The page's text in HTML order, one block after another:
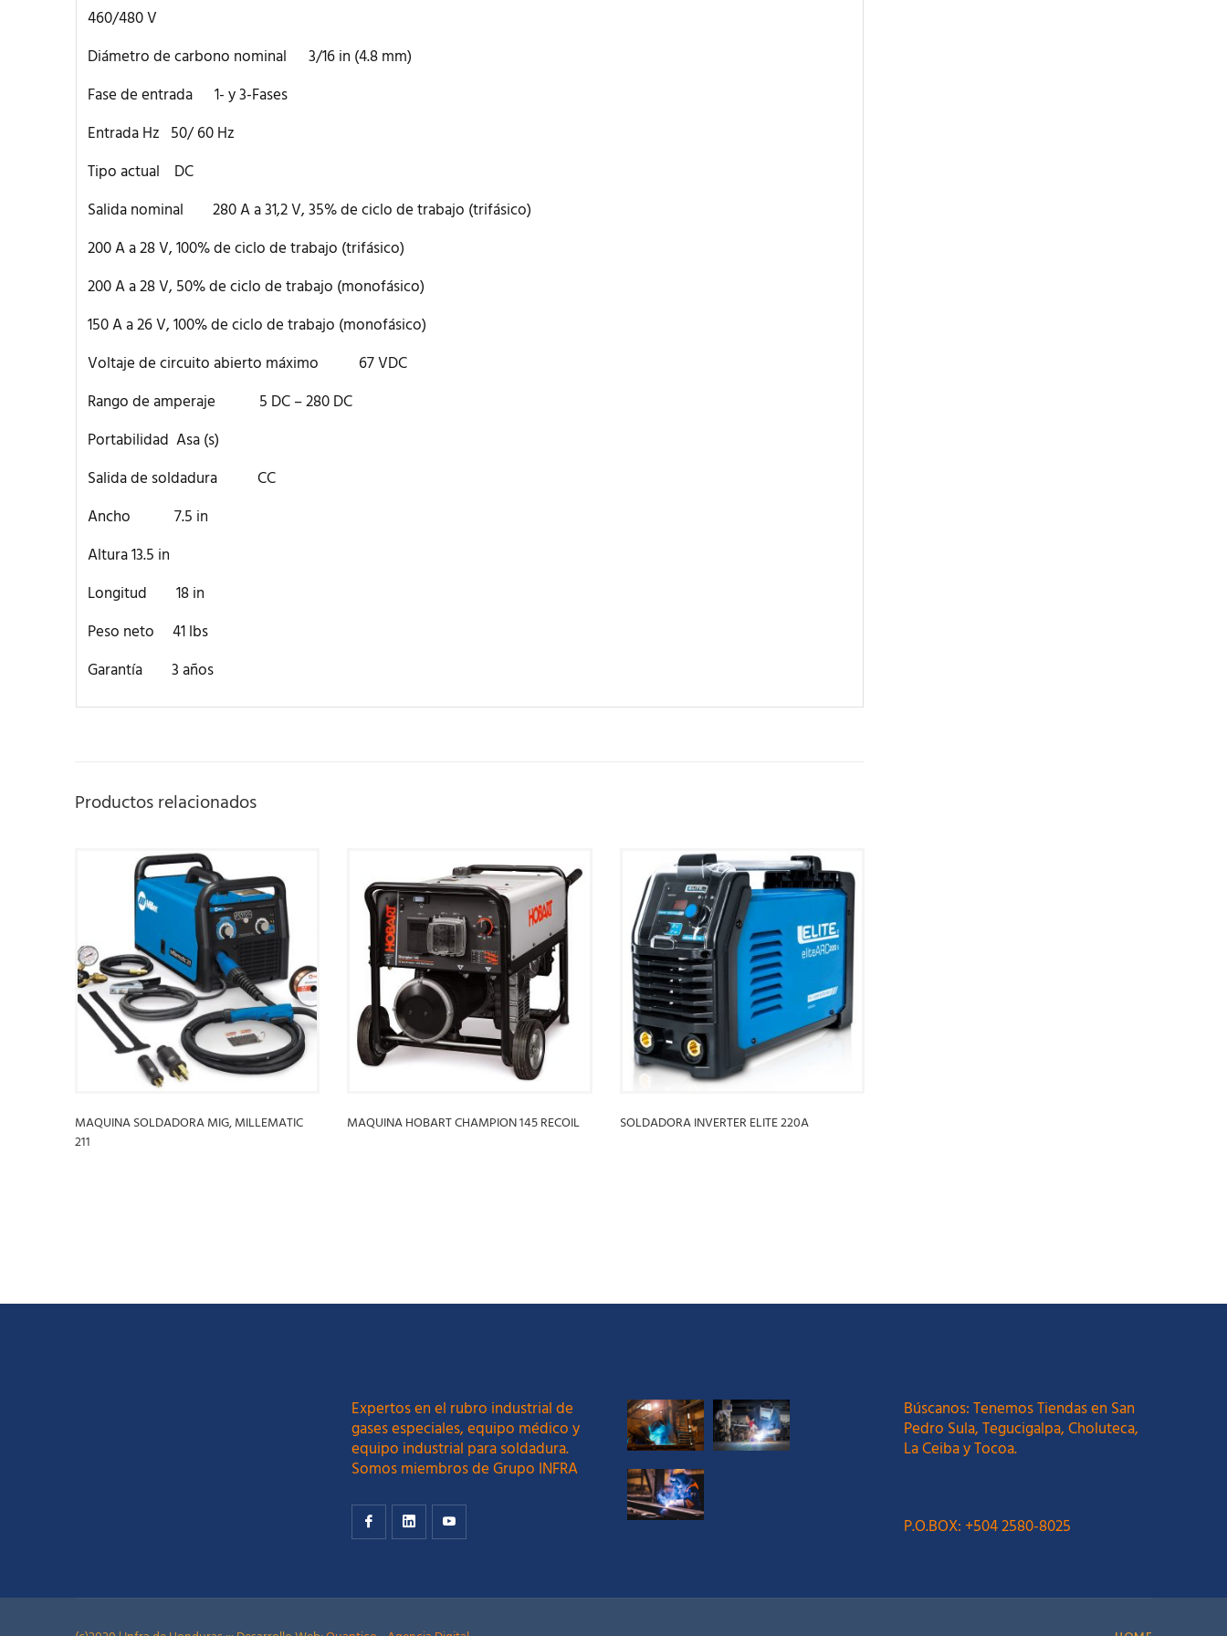
460/480 V
Diámetro de carbono nominal 3/16 in (4.8 mm)
Fase de entrada 1- y 3-Fases
Entrada Hz 50/ 60 Hz
Tipo actual DC
Salida nominal 280 A a 31,2 V, 35% de ciclo de trabajo (trifásico)
200 A a 28 V, 100% de ciclo de trabajo (trifásico)
200 A a 28 V, 50% de ciclo de trabajo (monofásico)
150 A a 26 V, 100% de ciclo de trabajo (monofásico)
Voltaje de circuito abierto máximo 67 VDC
Rango de amperaje 5 DC – 280 DC
Portabilidad Asa (s)
Salida de soldadura CC
Ancho 7.5 in
Altura 13.5 in
Longitud 18 in
Peso neto 41 lbs
Garantía 3 años
Productos relacionados
MAQUINA SOLDADORA MIG, MILLEMATIC
211
MAQUINA HOBART CHAMPION 145 RECOIL SOLDADORA INVERTER ELITE 220A
Expertos en el rubro industrial de
gases especiales, equipo médico y
equipo industrial para soldadura.
Somos miembros de Grupo INFRA
Búscanos: Tenemos Tiendas en San
Pedro Sula, Tegucigalpa, Choluteca,
La Ceiba y Tocoa.
P.O.BOX: +504 2580-8025